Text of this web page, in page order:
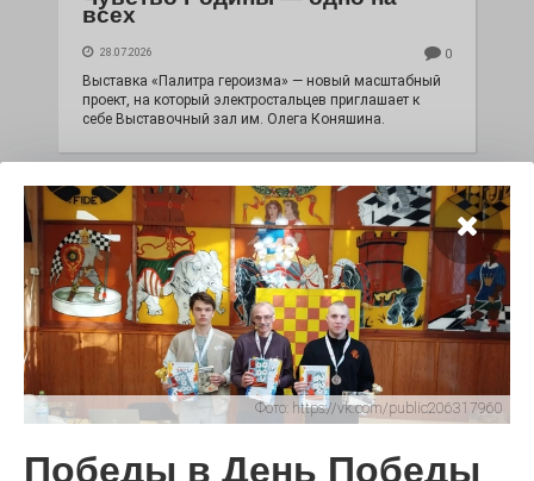
всех
28.07.2026 0
Выставка «Палитра героизма» — новый масштабный
проект, на который электростальцев приглашает к
себе Выставочный зал им. Олега Коняшина.
путешествуют по городу
Фото: https://vk.com/public206317960
Победы в День Победы